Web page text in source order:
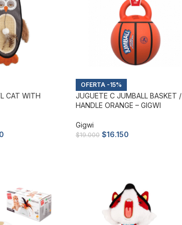
CAT WITH
-15%
JUGUETE C JUMBALL BASKET /
HANDLE ORANGE – GIGWI
Gigwi
$19.000 $16.150